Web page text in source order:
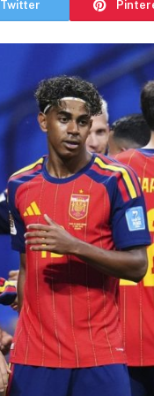
Twitter